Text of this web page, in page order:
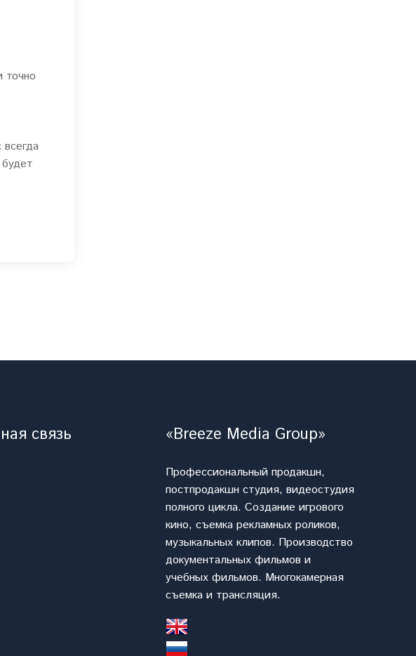
точно
связь «Breeze Media Group»
Профессиональный продакшн,
постпродакшн студия, видеостудия
полного цикла. Cоздание игрового
кино, съемка рекламных роликов,
музыкальных клипов. Производство
документальных фильмов и
учебных фильмов. Многокамерная
съемка и трансляция.